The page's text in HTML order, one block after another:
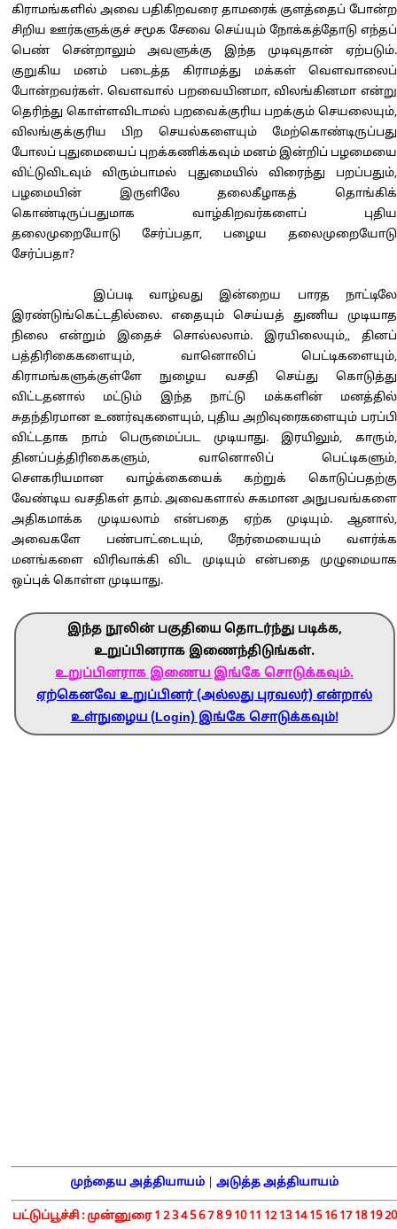
கிராமங்களில் அவை பதிகிறவரை தாமரைக் குளத்தைப் போன்ற
சிறிய ஊர்களுக்குச் சமூக சேவை செய்யும் நோக்கத்தோடு எந்தப்
பெண் சென்றாலும் அவளுக்கு இந்த முடிவுதான் ஏற்படும்.
குறுகிய மனம் படைத்த கிராமத்து மக்கள் வௌவாலைப்
போன்றவர்கள். வௌவால் பறவையினமா, விலங்கினமா என்று
தெரிந்து கொள்ளவிடாமல் பறவைக்குரிய பறக்கும் செயலையும்,
விலங்குக்குரிய பிற செயல்களையும் மேற்கொண்டிருப்பது
போலப் புதுமையைப் புறக்கணிக்கவும் மனம் இன்றிப் பழமையை
விட்டுவிடவும் விரும்பாமல் புதுமையில் விரைந்து பறப்பதும்,
பழமையின் இருளிலே தலைகீழாகத் தொங்கிக்
கொண்டிருப்பதுமாக வாழ்கிறவர்களைப் புதிய
தலைமுறையோடு சேர்ப்பதா, பழைய தலைமுறையோடு
சேர்ப்பதா?
இப்படி வாழ்வது இன்றைய பாரத நாட்டிலே
இரண்டுங்கெட்டதில்லை. எதையும் செய்யத் துணிய முடியாத
நிலை என்றும் இதைச் சொல்லலாம். இரயிலையும்,, தினப்
பத்திரிகைகளையும், வானொலிப் பெட்டிகளையும்,
கிராமங்களுக்குள்ளே நுழைய வசதி செய்து கொடுத்து
விட்டதனால் மட்டும் இந்த நாட்டு மக்களின் மனத்தில்
சுதந்திரமான உணர்வுகளையும், புதிய அறிவுரைகளையும் பரப்பி
விட்டதாக நாம் பெருமைப்பட முடியாது. இரயிலும், காரும்,
தினப்பத்திரிகைகளும், வானொலிப் பெட்டிகளும்,
சௌகரியமான வாழ்க்கையைக் கற்றுக் கொடுப்பதற்கு
வேண்டிய வசதிகள் தாம். அவைகளால் சுகமான அநுபவங்களை
அதிகமாக்க முடியலாம் என்பதை ஏற்க முடியும். ஆனால்,
அவைகளே பண்பாட்டையும், நேர்மையையும் வளர்க்க
மனங்களை விரிவாக்கி விட முடியும் என்பதை முழுமையாக
ஒப்புக் கொள்ள முடியாது.
இந்த நூலின் பகுதியை தொடர்ந்து படிக்க,
உறுப்பினராக இணைந்திடுங்கள்.
உறுப்பினராக இணைய இங்கே சொடுக்கவும்.
ஏற்கெனவே உறுப்பினர் (அல்லது புரவலர்) என்றால்
உள்நுழைய (Login) இங்கே சொடுக்கவும்!
முந்தைய அத்தியாயம் அடுத்த அத்தியாயம்
பட்டுப்பூச்சி :முன்னுரை1 234567891011 121314151617181920